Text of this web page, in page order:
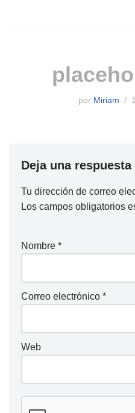
por Miriam
Deja una respuesta
Tu dirección de correo
Los campos obligatorios
Nombre *
Correo electrónico *
Web